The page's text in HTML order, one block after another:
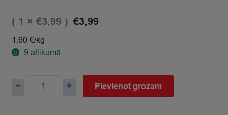
€3,99
( 1 × €3,99 )
1.60 €/kg
9 atlikumā
−
Pārslas
auzu
+ Pievienot grozam